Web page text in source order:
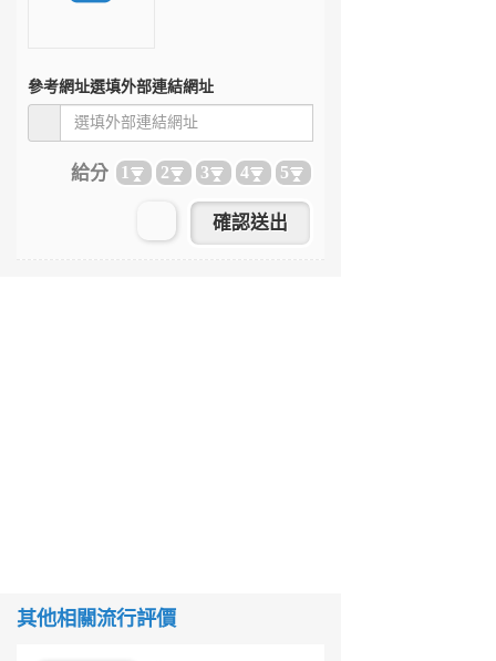
參考網址選填外部連結網址
給分 1 2 3 4 5
其他相關流行評價